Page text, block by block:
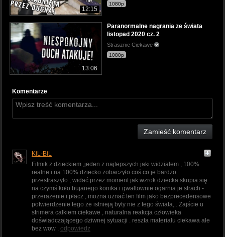
12:15
1080p
13:06
Paranormalne nagrania ze świata
listopad 2020 cz. 2
Strasznie Ciekawe
1080p
Komentarze
Zamieść komentarz
KiL-BiL
Filmik z dzieckiem ,jeden z najlepszych jaki widziałem , 100%
realne i na 100% dziecko zobaczyło coś co je bardzo
przestraszyło , widać przez moment jak wzrok dziecka skupia się
na czymś koło bujanego konika i gwałtownie ogarnia je strach -
przerażenie i płacz , można uznać ten film jako bezprecedensowe
potwierdzenie tego że istnieją byty nie z tego świata, . Zajście u
strimera całkiem ciekawe , naturalna reakcja człowieka
doświadczającego dziwnej sytuacji . reszta materiału ciekawa ale
bez wow . odpowiedz